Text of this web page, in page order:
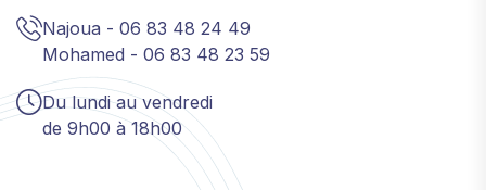
Najoua - 06 83 48 24 49
Mohamed - 06 83 48 23 59
Du lundi au vendredi
de 9h00 à 18h00